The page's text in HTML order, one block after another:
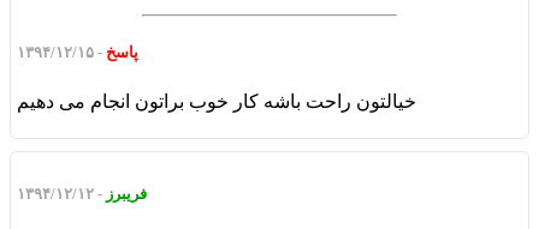
پاسخ - ۱۳۹۴/۱۲/۱۵
خیالتون راحت باشه کار خوب براتون انجام می دهیم
فریبرز - ۱۳۹۴/۱۲/۱۲